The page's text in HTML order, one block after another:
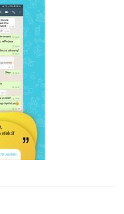
PROFIL ALUMNI